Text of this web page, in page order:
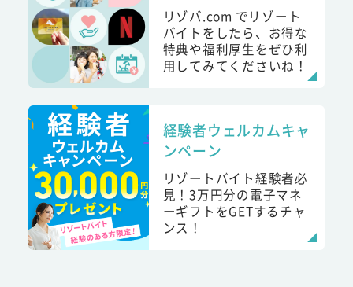
リゾバ.com でリゾート
バイトをしたら、お得な
特典や福利厚生をぜひ利
用してみてくださいね！
経験者ウェルカムキャ
ンペーン
リゾートバイト経験者必
見！3万円分の電子マネ
ーギフトをGETするチャ
ンス！